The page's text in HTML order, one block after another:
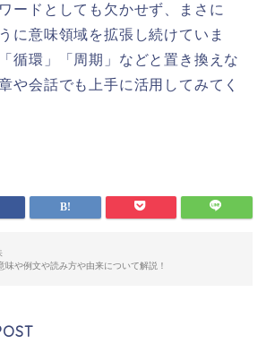
ードとしても欠かせず、まさに
に意味領域を拡張し続けていま
循環」「周期」などと置き換えな
や会話でも上手に活用してみてく
味や例文や読み方や由来について解説！